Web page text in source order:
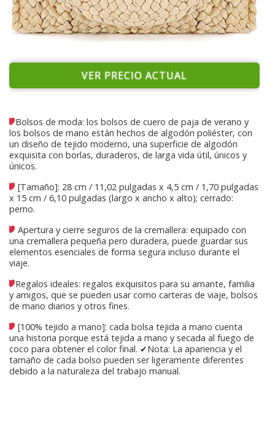
VER PRECIO ACTUAL
Bolsos de moda: los bolsos de cuero de paja de verano y
los bolsos de mano están hechos de algodón poliéster, con
un diseño de tejido moderno, una superficie de algodón
exquisita con borlas, duraderos, de larga vida útil, únicos y
únicos.
[Tamaño]: 28 cm / 11,02 pulgadas x 4,5 cm / 1,70 pulgadas
x 15 cm / 6,10 pulgadas (largo x ancho x alto); cerrado:
perno.
Apertura y cierre seguros de la cremallera: equipado con
una cremallera pequeña pero duradera, puede guardar sus
elementos esenciales de forma segura incluso durante el
viaje.
Regalos ideales: regalos exquisitos para su amante, familia
y amigos, que se pueden usar como carteras de viaje, bolsos
de mano diarios y otros fines.
[100% tejido a mano]: cada bolsa tejida a mano cuenta
una historia porque está tejida a mano y secada al fuego de
coco para obtener el color final. ✔Nota: La apariencia y el
tamaño de cada bolso pueden ser ligeramente diferentes
debido a la naturaleza del trabajo manual.